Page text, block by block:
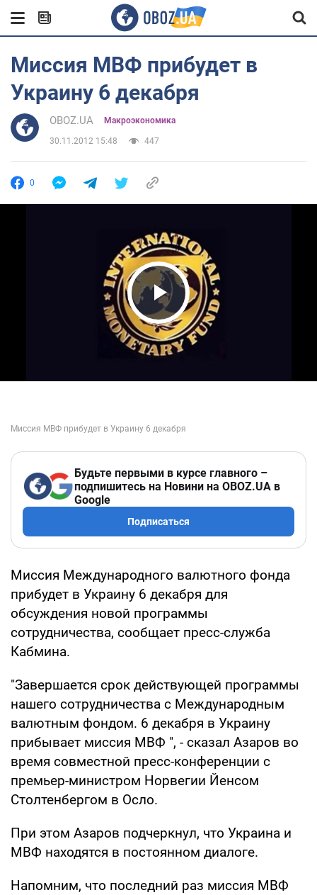
Миссия МВФ прибудет в
Украину 6 декабря
OBOZ.UA Mакроэкономика
30.11.2012 15:48 447
0
Play Video
Будьте первыми в курсе главного –
подпишитесь на Новини на OBOZ.UA в
Google
Подписаться
Миссия Международного валютного фонда
прибудет в Украину 6 декабря для
обсуждения новой программы
сотрудничества, сообщает пресс-служба
Кабмина.
"Завершается срок действующей программы
нашего сотрудничества с Международным
валютным фондом. 6 декабря в Украину
прибывает миссия МВФ ", - сказал Азаров во
время совместной пресс-конференции с
премьер-министром Норвегии Йенсом
Столтенбергом в Осло.
При этом Азаров подчеркнул, что Украина и
МВФ находятся в постоянном диалоге.
Напомним, что последний раз миссия МВФ